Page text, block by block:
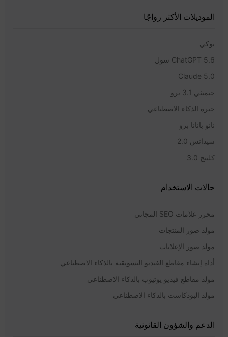
الموديلات الأكثر رواجًا
يوكي
ChatGPT 5.6 سول
Claude 5.0
جيميني 3.1 برو
حيرة الذكاء الاصطناعي
نانو بانانا برو
سيدانس 2.0
كلينج 3.0
حالات الاستخدام
محرر علامات SEO المجاني
مولد صور المنتجات
مولد صور الإعلانات
أداة إنشاء مقاطع الفيديو التسويقية بالذكاء الاصطناعي
مولد مقاطع فيديو يوتيوب بالذكاء الاصطناعي
مولد البودكاست بالذكاء الاصطناعي
الدعم والشؤون القانونية